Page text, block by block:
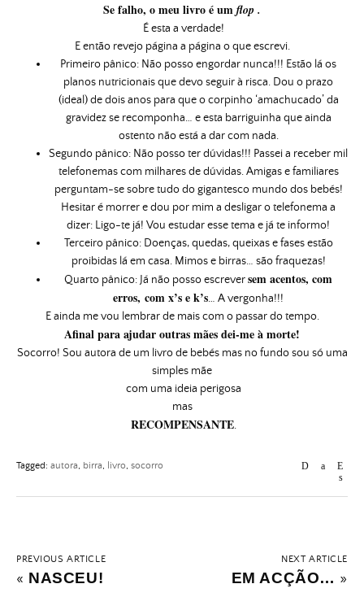
Se falho, o meu livro é umflop .
É esta a verdade!
E então revejo página a página o que escrevi.
Primeiro pânico: Não posso engordar nunca!!! Estão lá os
planos nutricionais que devo seguir à risca. Dou o prazo
(ideal) de dois anos para que o corpinho ‘amachucado’ da
gravidez se recomponha… e esta barriguinha que ainda
ostento não está a dar com nada.
Segundo pânico: Não posso ter dúvidas!!! Passei a receber mil
telefonemas com milhares de dúvidas. Amigas e familiares
perguntam-se sobre tudo do gigantesco mundo dos bebés!
Hesitar é morrer e dou por mim a desligar o telefonema a
dizer: Ligo-te já! Vou estudar esse tema e já te informo!
Terceiro pânico: Doenças, quedas, queixas e fases estão
proibidas lá em casa. Mimos e birras… são fraquezas!
Quarto pânico: Já não posso escreversem acentos, com
erros, com x’s e k’s… A vergonha!!!
E ainda me vou lembrar de mais com o passar do tempo.
Afinal para ajudar outras mães dei-me à morte!
Socorro! Sou autora de um livro de bebés mas no fundo sou só uma
simples mãe
com uma ideia perigosa
mas
RECOMPENSANTE.
Tagged: autora, birra, livro, socorro
PREVIOUS ARTICLE
« NASCEU!
NEXT ARTICLE
EM ACÇÃO… »